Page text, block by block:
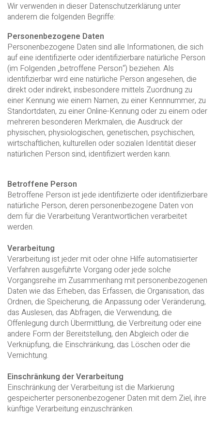
Wir verwenden in dieser Datenschutzerklärung unter
anderem die folgenden Begriffe:
Personenbezogene Daten
Personenbezogene Daten sind alle Informationen, die sich
auf eine identifizierte oder identifizierbare natürliche Person
(im Folgenden „betroffene Person“) beziehen. Als
identifizierbar wird eine natürliche Person angesehen, die
direkt oder indirekt, insbesondere mittels Zuordnung zu
einer Kennung wie einem Namen, zu einer Kennnummer, zu
Standortdaten, zu einer Online-Kennung oder zu einem oder
mehreren besonderen Merkmalen, die Ausdruck der
physischen, physiologischen, genetischen, psychischen,
wirtschaftlichen, kulturellen oder sozialen Identität dieser
natürlichen Person sind, identifiziert werden kann.
Betroffene Person
Betroffene Person ist jede identifizierte oder identifizierbare
natürliche Person, deren personenbezogene Daten von
dem für die Verarbeitung Verantwortlichen verarbeitet
werden.
Verarbeitung
Verarbeitung ist jeder mit oder ohne Hilfe automatisierter
Verfahren ausgeführte Vorgang oder jede solche
Vorgangsreihe im Zusammenhang mit personenbezogenen
Daten wie das Erheben, das Erfassen, die Organisation, das
Ordnen, die Speicherung, die Anpassung oder Veränderung,
das Auslesen, das Abfragen, die Verwendung, die
Offenlegung durch Übermittlung, die Verbreitung oder eine
andere Form der Bereitstellung, den Abgleich oder die
Verknüpfung, die Einschränkung, das Löschen oder die
Vernichtung.
Einschränkung der Verarbeitung
Einschränkung der Verarbeitung ist die Markierung
gespeicherter personenbezogener Daten mit dem Ziel, ihre
künftige Verarbeitung einzuschränken.